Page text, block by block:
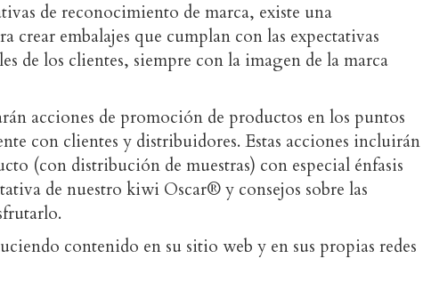
de reconocimiento de marca, existe una
crear embalajes que cumplan con las expectativas
de los clientes, siempre con la imagen de la marca
acciones de promoción de productos en los puntos
con clientes y distribuidores. Estas acciones incluirán
(con distribución de muestras) con especial énfasis
de nuestro kiwi Oscar® y consejos sobre las
contenido en su sitio web y en sus propias redes